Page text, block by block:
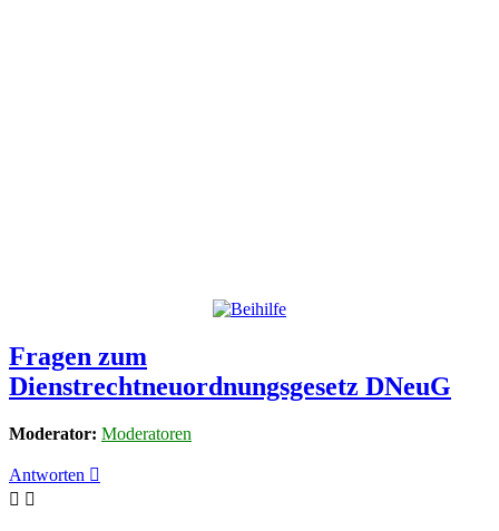
Fragen zum
Dienstrechtneuordnungsgesetz DNeuG
Moderator: Moderatoren
Antworten